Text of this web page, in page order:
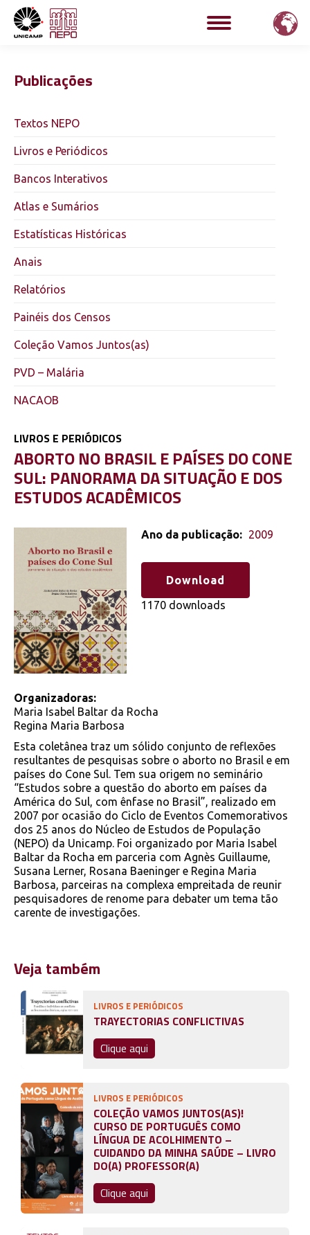
Publicações
Textos NEPO
Livros e Periódicos
Bancos Interativos
Atlas e Sumários
Estatísticas Históricas
Anais
Relatórios
Painéis dos Censos
Coleção Vamos Juntos(as)
PVD – Malária
NACAOB
LIVROS E PERIÓDICOS
ABORTO NO BRASIL E PAÍSES DO CONE
SUL: PANORAMA DA SITUAÇÃO E DOS
ESTUDOS ACADÊMICOS
Organizadoras:
Maria Isabel Baltar da Rocha
Regina Maria Barbosa
Esta coletânea traz um sólido conjunto de reflexões
resultantes de pesquisas sobre o aborto no Brasil e em
países do Cone Sul. Tem sua origem no seminário
“Estudos sobre a questão do aborto em países da
América do Sul, com ênfase no Brasil”, realizado em
2007 por ocasião do Ciclo de Eventos Comemorativos
dos 25 anos do Núcleo de Estudos de População
(NEPO) da Unicamp. Foi organizado por Maria Isabel
Baltar da Rocha em parceria com Agnès Guillaume,
Susana Lerner, Rosana Baeninger e Regina Maria
Barbosa, parceiras na complexa empreitada de reunir
pesquisadores de renome para debater um tema tão
carente de investigações.
Ano da publicação: 2009
Download
1170 downloads
Veja também
LIVROS E PERIÓDICOS
TRAYECTORIAS CONFLICTIVAS
Clique aqui
LIVROS E PERIÓDICOS
COLEÇÃO VAMOS JUNTOS(AS)!
CURSO DE PORTUGUÊS COMO
LÍNGUA DE ACOLHIMENTO –
CUIDANDO DA MINHA SAÚDE – LIVRO
DO(A) PROFESSOR(A)
Clique aqui